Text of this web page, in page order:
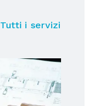
Tutti i servizi